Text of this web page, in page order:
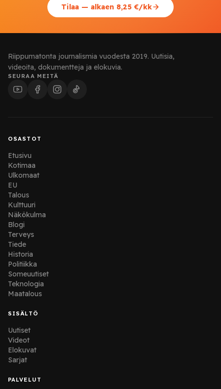
Tilaa — alkaen 8,25 €/kk
Riippumatonta journalismia vuodesta 2019. Uutisia,
videoita, dokumentteja ja elokuvia.
SEURAA MEITÄ
OSASTOT
Etusivu
Kotimaa
Ulkomaat
EU
Talous
Kulttuuri
Näkökulma
Blogi
Terveys
Tiede
Historia
Politiikka
Someuutiset
Teknologia
Maatalous
SISÄLTÖ
Uutiset
Videot
Elokuvat
Sarjat
PALVELUT